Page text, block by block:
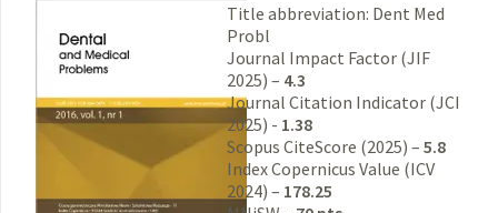
Title abbreviation: Dent Med
Probl
Journal Impact Factor (JIF
2025) – 4.3
Journal Citation Indicator (JCI
2025) - 1.38
Scopus CiteScore (2025) – 5.8
Index Copernicus Value (ICV
2024) – 178.25